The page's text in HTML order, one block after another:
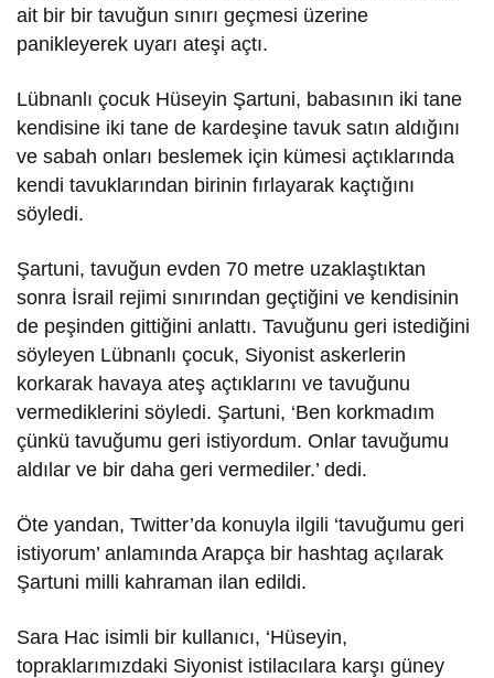
ait bir bir tavuğun sınırı geçmesi üzerine
panikleyerek uyarı ateşi açtı.
Lübnanlı çocuk Hüseyin Şartuni, babasının iki tane
kendisine iki tane de kardeşine tavuk satın aldığını
ve sabah onları beslemek için kümesi açtıklarında
kendi tavuklarından birinin fırlayarak kaçtığını
söyledi.
Şartuni, tavuğun evden 70 metre uzaklaştıktan
sonra İsrail rejimi sınırından geçtiğini ve kendisinin
de peşinden gittiğini anlattı. Tavuğunu geri istediğini
söyleyen Lübnanlı çocuk, Siyonist askerlerin
korkarak havaya ateş açtıklarını ve tavuğunu
vermediklerini söyledi. Şartuni, ‘Ben korkmadım
çünkü tavuğumu geri istiyordum. Onlar tavuğumu
aldılar ve bir daha geri vermediler.’ dedi.
Öte yandan, Twitter’da konuyla ilgili ‘tavuğumu geri
istiyorum’ anlamında Arapça bir hashtag açılarak
Şartuni milli kahraman ilan edildi.
Sara Hac isimli bir kullanıcı, ‘Hüseyin,
topraklarımızdaki Siyonist istilacılara karşı güney